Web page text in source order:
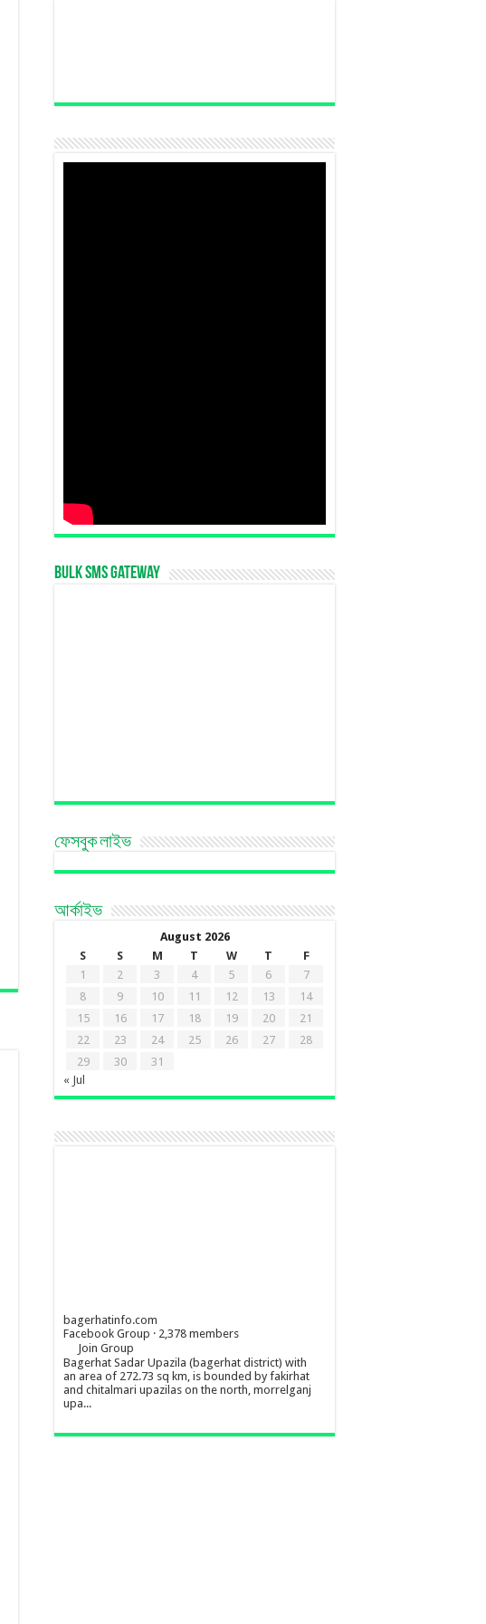
Bulk SMS Gateway
ফেসবুক লাইভ
আর্কাইভ
August 2026
S
S M T W T
F
1
2 3 4 5 6
7
8
9 10 11 12 13
14
15
16 17 18 19 20
21
22
23 24 25 26 27
28
29
30
31
« Jul
bagerhatinfo.com
Facebook Group · 2,378 members
Join Group
Bagerhat Sadar Upazila (bagerhat district) with
an area of 272.73 sq km, is bounded by fakirhat
and chitalmari upazilas on the north, morrelganj
upa...